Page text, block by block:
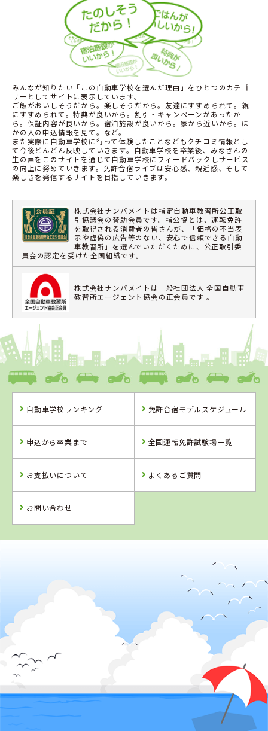
みんなが知りたい「この自動車学校を選んだ理由」をひとつのカテゴ
リーとしてサイトに表示しています。
ご飯がおいしそうだから。楽しそうだから。友達にすすめられて。親
にすすめられて。特典が良いから。割引・キャンペーンがあったか
ら。保証内容が良いから。宿泊施設が良いから。家から近いから。ほ
かの人の申込情報を見て。など。
また実際に自動車学校に行って体験したことなどもクチコミ情報とし
て今後どんどん反映していきます。自動車学校を卒業後、みなさんの
生の声をこのサイトを通じて自動車学校にフィードバックしサービス
の向上に努めていきます。免許合宿ライブは安心感、親近感、そして
楽しさを発信するサイトを目指していきます。
株式会社ナンバメイトは指定自動車教習所公正取
引協議会の賛助会員です。指公協とは、運転免許
を取得される消費者の皆さんが、「価格の不当表
示や虚偽の広告等のない、安心で信頼できる自動
車教習所」を選んでいただくために、公正取引委
員会の認定を受けた全国組織です。
株式会社ナンバメイトは一般社団法人 全国自動車
教習所エージェント協会の正会員です 。
自動車学校ランキング 免許合宿モデルスケジュール
申込から卒業まで 全国運転免許試験場一覧
お支払いについて よくあるご質問
お問い合わせ